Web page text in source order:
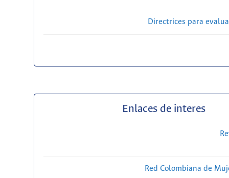
Directrices para
Enlaces de interes
Red Colombiana de